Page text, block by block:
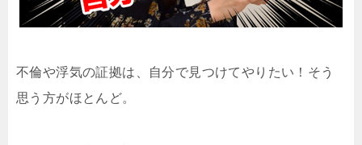
不倫や浮気の証拠は、自分で見つけてやりたい！そう
思う方がほとんど。